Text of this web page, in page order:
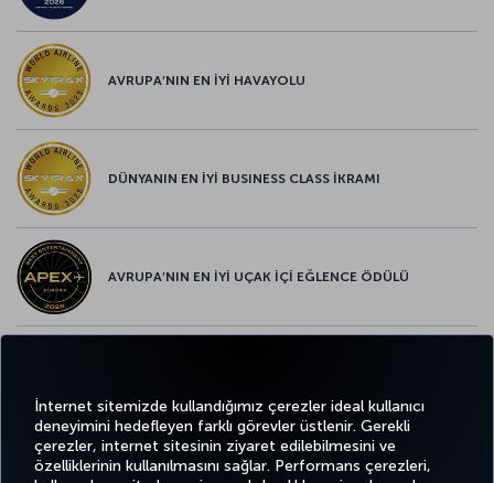
İnternet sitemizde kullandığımız çerezler ideal kullanıcı
deneyimini hedefleyen farklı görevler üstlenir. Gerekli
çerezler, internet sitesinin ziyaret edilebilmesini ve
özelliklerinin kullanılmasını sağlar. Performans çerezleri,
AVRUPA’NIN EN İYİ HAVAYOLU
DÜNYANIN EN İYİ BUSINESS CLASS İKRAMI
AVRUPA’NIN EN İYİ UÇAK İÇİ EĞLENCE ÖDÜLÜ